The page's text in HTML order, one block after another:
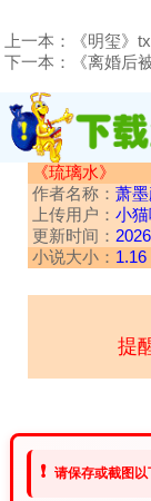
上一本：
《明玺》
下一本：
《离婚后
《琉璃水》
作者名称： 萧
上传用户： 小
更新时间：
小说大小：
提
❗ 请保存或截图以